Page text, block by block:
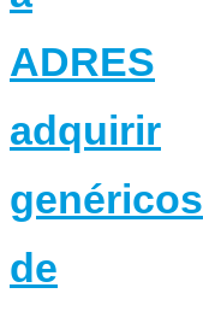
ADRES
adquirir
genéricos
de